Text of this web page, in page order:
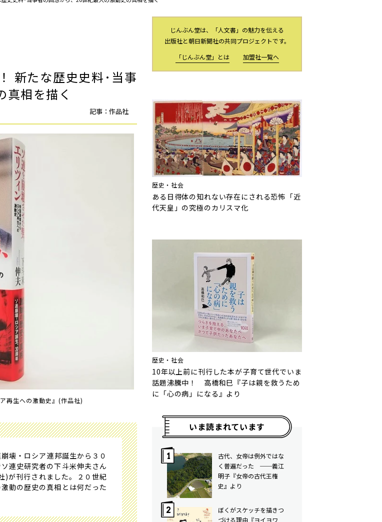
新たな歴史史料･当事
真相を描く
記事：作品社
ア再生への激動史』(作品社)
壊・ロシア連邦誕生から３０
連史研究者の下斗米伸夫さん
)が刊行されました。２０世紀
動の歴史の真相とは何だった
じんぶん堂は、「人文書」の魅力を伝える
出版社と朝日新聞社の共同プロジェクトです。
「じんぶん堂」とは
加盟社一覧へ
歴史・社会
ある日得体の知れない存在にされる恐怖――「近
代天皇」の究極のカリスマ化
歴史・社会
10年以上前に刊行した本が子育て世代でいま
話題沸騰中！ 高橋和巳『子は親を救うため
に「心の病」になる』より
いま読まれています
古代、女帝は例外ではな
く普遍だった ──義江
明子『女帝の古代王権
史』より
ぼくがスケッチを描きつ
づける理由――『ヨイヨワ